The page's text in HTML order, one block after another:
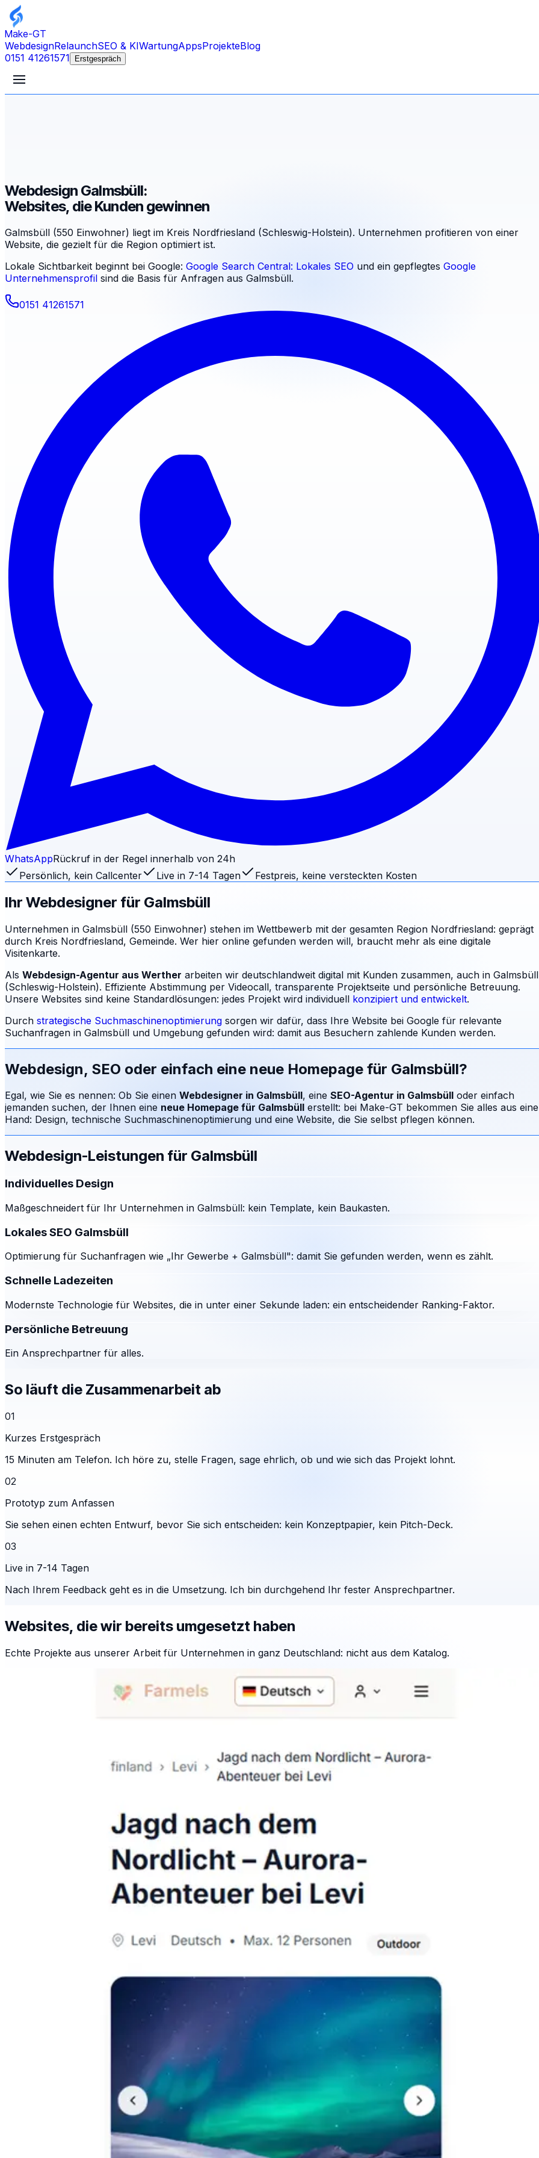
Make-GT
WebdesignRelaunchSEO & KIWartungAppsProjekteBlog
0151 41261571
Erstgespräch
Webdesign Galmsbüll:
Websites, die Kunden gewinnen
Galmsbüll (550 Einwohner) liegt im Kreis Nordfriesland (Schleswig-Holstein). Unternehmen profitieren von einer
Website, die gezielt für die Region optimiert ist.
Lokale Sichtbarkeit beginnt bei Google: Google Search Central: Lokales SEO und ein gepflegtes Google
Unternehmensprofil sind die Basis für Anfragen aus Galmsbüll.
0151 41261571
WhatsAppRückruf in der Regel innerhalb von 24h
Persönlich, kein Callcenter
Live in 7-14 Tagen Festpreis, keine versteckten Kosten
Ihr Webdesigner für Galmsbüll
Unternehmen in Galmsbüll (550 Einwohner) stehen im Wettbewerb mit der gesamten Region Nordfriesland: geprägt
durch Kreis Nordfriesland, Gemeinde. Wer hier online gefunden werden will, braucht mehr als eine digitale
Visitenkarte.
Als Webdesign-Agentur aus Werther arbeiten wir deutschlandweit digital mit Kunden zusammen, auch in Galmsbüll
(Schleswig-Holstein). Effiziente Abstimmung per Videocall, transparente Projektseite und persönliche Betreuung.
Unsere Websites sind keine Standardlösungen: jedes Projekt wird individuell konzipiert und entwickelt.
Durch strategische Suchmaschinenoptimierung sorgen wir dafür, dass Ihre Website bei Google für relevante
Suchanfragen in Galmsbüll und Umgebung gefunden wird: damit aus Besuchern zahlende Kunden werden.
Webdesign, SEO oder einfach eine neue Homepage für Galmsbüll?
Egal, wie Sie es nennen: Ob Sie einen Webdesigner in Galmsbüll, eine SEO-Agentur in Galmsbüll oder einfach
jemanden suchen, der Ihnen eine neue Homepage für Galmsbüll erstellt: bei Make-GT bekommen Sie alles aus
Hand: Design, technische Suchmaschinenoptimierung und eine Website, die Sie selbst pflegen können.
Webdesign-Leistungen für Galmsbüll
Individuelles Design
Maßgeschneidert für Ihr Unternehmen in Galmsbüll: kein Template, kein Baukasten.
Lokales SEO Galmsbüll
Optimierung für Suchanfragen wie „Ihr Gewerbe + Galmsbüll": damit Sie gefunden werden, wenn es zählt.
Schnelle Ladezeiten
Modernste Technologie für Websites, die in unter einer Sekunde laden: ein entscheidender Ranking-Faktor.
Persönliche Betreuung
Ein Ansprechpartner für alles.
So läuft die Zusammenarbeit ab
01
Kurzes Erstgespräch
15 Minuten am Telefon. Ich höre zu, stelle Fragen, sage ehrlich, ob und wie sich das Projekt lohnt.
02
Prototyp zum Anfassen
Sie sehen einen echten Entwurf, bevor Sie sich entscheiden: kein Konzeptpapier, kein Pitch-Deck.
03
Live in 7-14 Tagen
Nach Ihrem Feedback geht es in die Umsetzung. Ich bin durchgehend Ihr fester Ansprechpartner.
Websites, die wir bereits umgesetzt haben
Echte Projekte aus unserer Arbeit für Unternehmen in ganz Deutschland: nicht aus dem Katalog.